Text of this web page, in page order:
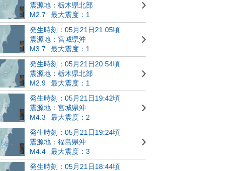
震源地：栃木県北部
M2.7
最大震度：1
発生時刻：05月21日21:05頃
震源地：宮城県沖
M3.7
最大震度：1
発生時刻：05月21日20:54頃
震源地：栃木県北部
M2.9
最大震度：1
発生時刻：05月21日19:42頃
震源地：宮城県沖
M4.3
最大震度：2
発生時刻：05月21日19:24頃
震源地：福島県沖
M4.4
最大震度：3
発生時刻：05月21日18:44頃